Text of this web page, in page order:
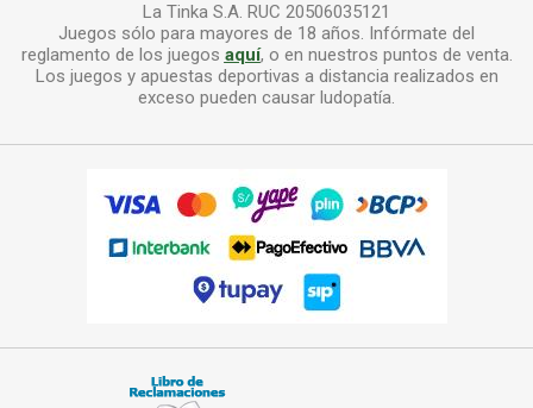
La Tinka S.A. RUC 20506035121
Juegos sólo para mayores de 18 años. Infórmate del
reglamento de los juegos aquí, o en nuestros puntos de venta.
Los juegos y apuestas deportivas a distancia realizados en
exceso pueden causar ludopatía.